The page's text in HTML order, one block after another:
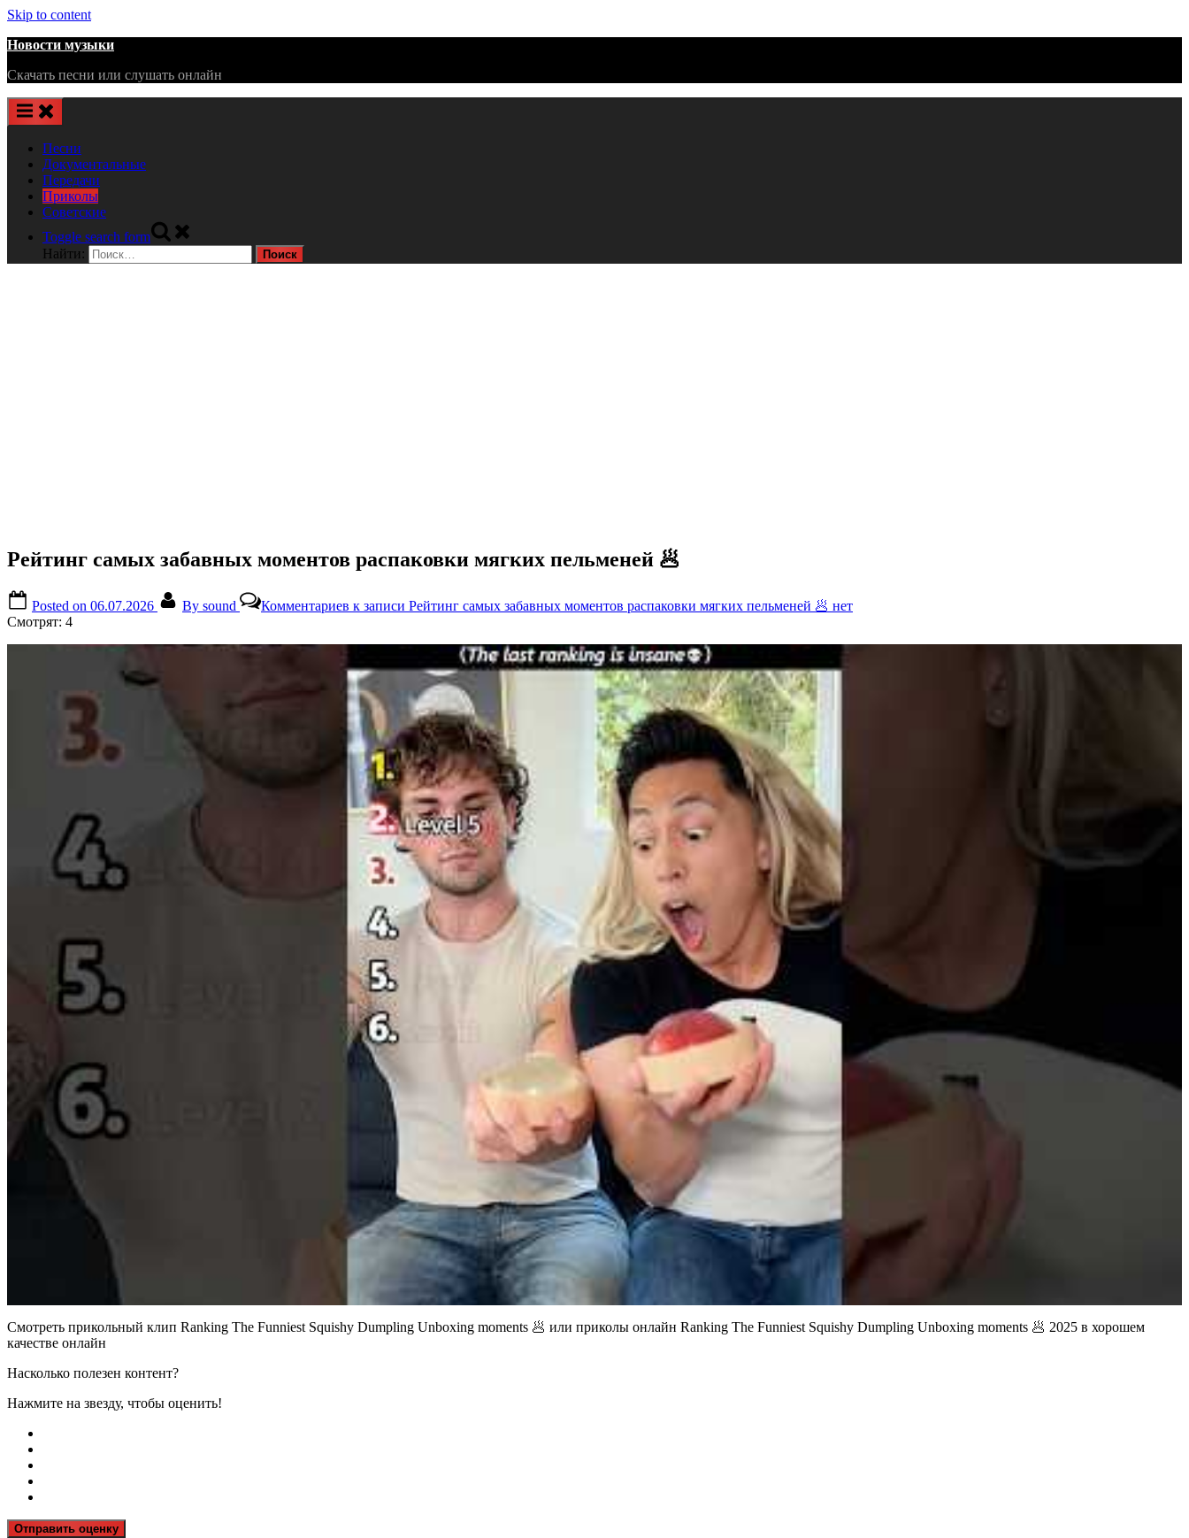
Skip to content
Новости музыки
Скачать песни или слушать онлайн
Песни
Документальные
Передачи
Приколы
Советские
Toggle search form
Найти:
Рейтинг самых забавных моментов распаковки мягких пельменей 🥟
Posted on 06.07.2026 By sound Комментариев к записи Рейтинг самых забавных моментов распаковки мягких пельменей 🥟 нет
Смотрят: 4
Смотреть прикольный клип Ranking The Funniest Squishy Dumpling Unboxing moments 🥟 или приколы онлайн Ranking The Funniest Squishy Dumpling Unboxing moments 🥟 2025 в хорошем
качестве онлайн
Насколько полезен контент?
Нажмите на звезду, чтобы оценить!
Отправить оценку